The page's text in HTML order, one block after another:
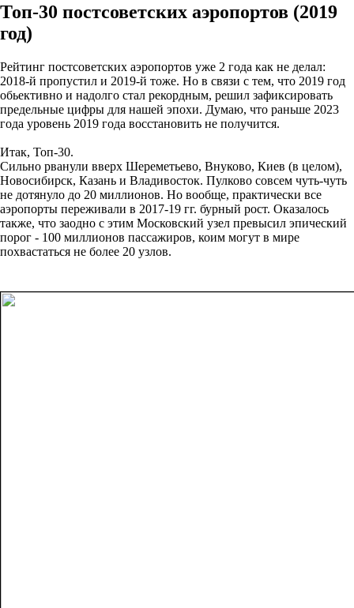
Топ-30 постсоветских аэропортов (2019
год)
Рейтинг постсоветских аэропортов уже 2 года как не делал:
2018-й пропустил и 2019-й тоже. Но в связи с тем, что 2019 год
обьективно и надолго стал рекордным, решил зафиксировать
предельные цифры для нашей эпохи. Думаю, что раньше 2023
года уровень 2019 года восстановить не получится.
Итак, Топ-30.
Сильно рванули вверх Шереметьево, Внуково, Киев (в целом),
Новосибирск, Казань и Владивосток. Пулково совсем чуть-чуть
не дотянуло до 20 миллионов. Но вообще, практически все
аэропорты переживали в 2017-19 гг. бурный рост. Оказалось
также, что заодно с этим Московский узел превысил эпический
порог - 100 миллионов пассажиров, коим могут в мире
похвастаться не более 20 узлов.